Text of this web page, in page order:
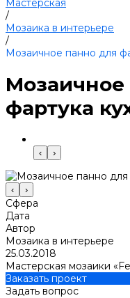
Мастерская
/
Мозаика в интерьере
/
Мозаичное панно для
Мозаичное
фартука
‹ ›
‹ ›
Сфера
Дата
Автор
Мозаика в интерьере
25.03.2018
Мастерская мозаики
Заказать проект
Задать вопрос